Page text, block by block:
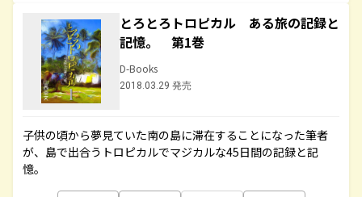
とろとろトロピカル ある旅の記録と
記憶。 第1巻
D-Books
2018.03.29 発売
子供の頃から夢見ていた南の島に滞在することになった筆者
が、島で出合うトロピカルでマジカルな45日間の記録と記
憶。